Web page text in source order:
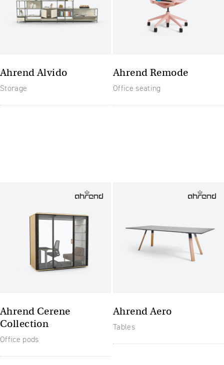
Ahrend Alvido
Storage
Ahrend Remode
Office seating
Ahrend Cerene
Collection
Office pods
Ahrend Aero
Tables